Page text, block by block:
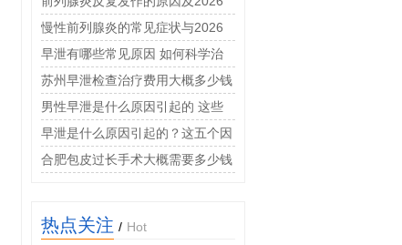
年科学治疗与预防方法详解
慢性前列腺炎的常见症状与2026
年规范化治疗方案详解
早泄有哪些常见原因 如何科学治
疗
苏州早泄检查治疗费用大概多少钱
男性早泄是什么原因引起的 这些
因素要警惕
早泄是什么原因引起的？这五个因
素最常见
合肥包皮过长手术大概需要多少钱
热点关注 / Hot